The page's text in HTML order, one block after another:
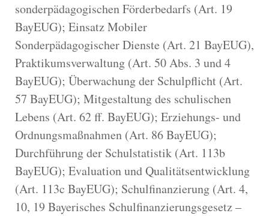
sonderpädagogischen Förderbedarfs (Art. 19
BayEUG); Einsatz Mobiler
Sonderpädagogischer Dienste (Art. 21 BayEUG),
Praktikumsverwaltung (Art. 50 Abs. 3 und 4
BayEUG); Überwachung der Schulpflicht (Art.
57 BayEUG); Mitgestaltung des schulischen
Lebens (Art. 62 ff. BayEUG); Erziehungs- und
Ordnungsmaßnahmen (Art. 86 BayEUG);
Durchführung der Schulstatistik (Art. 113b
BayEUG); Evaluation und Qualitätsentwicklung
(Art. 113c BayEUG); Schulfinanzierung (Art. 4,
10, 19 Bayerisches Schulfinanzierungsgesetz –